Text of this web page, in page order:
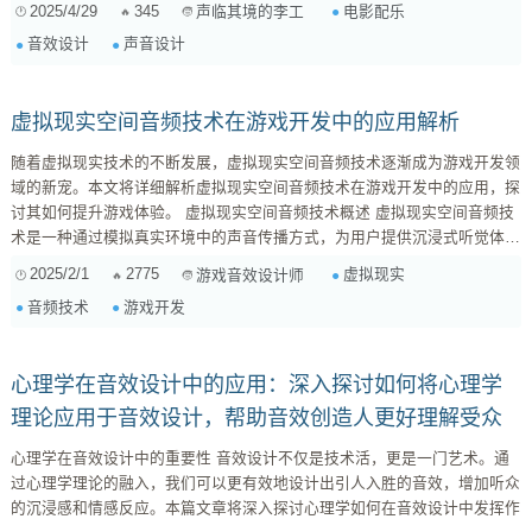
的理解还停留在“砰砰啪啪”的枪战场面，或者“呼呼啦啦”的风声雨声。但实
际上，音效在电影配乐中的作用远不止于此。它不仅仅是环境的模拟，更是
2025/4/29 345 声临其境的李工
电影配乐
音效设计
声音设计
虚拟现实空间音频技术在游戏开发中的应用解析
随着虚拟现实技术的不断发展，虚拟现实空间音频技术逐渐成为游戏开发领
域的新宠。本文将详细解析虚拟现实空间音频技术在游戏开发中的应用，探
讨其如何提升游戏体验。 虚拟现实空间音频技术概述 虚拟现实空间音频技
术是一种通过模拟真实环境中的声音传播方式，为用户提供沉浸式听觉体验
的技术。它通过计算声音在虚拟空间中的传播路径、反射、折射等物理现
象，实现声音的定位、空间感和动态变化。 空间音频技术在游戏开发中的
应用 增强沉浸感 ：空间音频技术能够模拟真实环境中的声音效果，使玩家
2025/2/1 2775 游戏音效设计师
虚拟现实
音频技术
游戏开发
心理学在音效设计中的应用：深入探讨如何将心理学
理论应用于音效设计，帮助音效创造人更好理解受众
心理学在音效设计中的重要性 音效设计不仅是技术活，更是一门艺术。通
过心理学理论的融入，我们可以更有效地设计出引人入胜的音效，增加听众
的沉浸感和情感反应。本篇文章将深入探讨心理学如何在音效设计中发挥作